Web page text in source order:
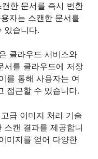
한 문서를 즉시 변환
자는 스캔한 문서를
있습니다.
클라우드 서비스와
서를 클라우드에 저장
를 통해 사용자는 여
접근할 수 있습니다.
급 이미지 처리 기술
스캔 결과를 제공합니
미지를 얻어 다양한